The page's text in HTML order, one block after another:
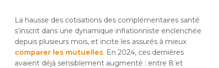
La hausse des cotisations des complémentaires santé
s’inscrit dans une dynamique inflationniste enclenchée
depuis plusieurs mois, et incite les assurés à mieux
comparer les mutuelles. En 2024, ces dernières
avaient déjà sensiblement augmenté : entre 8 et